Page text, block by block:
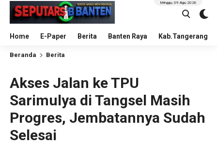
Home E-Paper Berita Banten Raya Kab.Tangerang
Minggu, 09 Agu 2026
Beranda Berita
Akses Jalan ke TPU
Sarimulya di Tangsel Masih
Progres, Jembatannya Sudah
Selesai